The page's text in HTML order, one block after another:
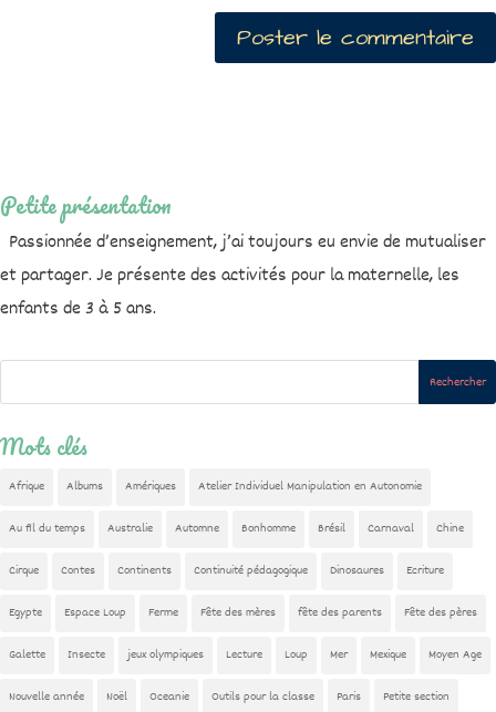
Petite présentation
Passionnée d’enseignement, j’ai toujours eu envie de mutualiser
et partager. Je présente des activités pour la maternelle, les
enfants de 3 à 5 ans.
Mots clés
Afrique Albums Amériques Atelier Individuel Manipulation en Autonomie
Au fil du temps Australie Automne Bonhomme Brésil Carnaval Chine
Cirque Contes Continents Continuité pédagogique Dinosaures Ecriture
Egypte Espace Loup Ferme Fête des mères fête des parents Fête des pères
Galette Insecte jeux olympiques Lecture Loup Mer Mexique Moyen Age
Nouvelle année Noël Oceanie Outils pour la classe Paris Petite section